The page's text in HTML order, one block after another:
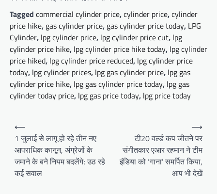
Tagged commercial cylinder price,cylinder price,cylinder
price hike, gas cylinder price, gas cylinder price today, LPG
Cylinder, lpg cylinder price, lpg cylinder price cut, lpg
cylinder price hike, lpg cylinder price hike today, lpg cylinder
price hiked, lpg cylinder price reduced, lpg cylinder price
today, lpg cylinder prices, lpg gas cylinder price, lpg gas
cylinder price hike, lpg gas cylinder price today, lpg gas
cylinder today price, lpg gas price today, lpg price today
Post
navigation
⟵
1 जुलाई से लागू हो रहे तीन नए
आपराधिक कानून, अंग्रेजों के
जमाने के बने नियम बदलेंगे; उठ रहे
कई सवाल
टी20 वर्ल्ड कप जीतने पर
संगीतकार एआर रहमान ने टीम
इंडिया को ‘गाना’ समर्पित किया,
आप भी देखें
⟶